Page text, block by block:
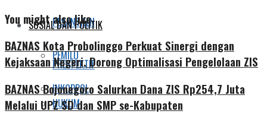
PESANTREN
PEMILU
INKOPPOL
SOSIAL DAN POLITIK
PRESPEKTIF
HUKUM
You might also like
BAZNAS Kota Probolinggo Perkuat Sinergi dengan
Kejaksaan Negeri, Dorong Optimalisasi Pengelolaan ZIS
BAZNAS Bojonegoro Salurkan Dana ZIS Rp254,7 Juta
Melalui UPZ SD dan SMP se-Kabupaten